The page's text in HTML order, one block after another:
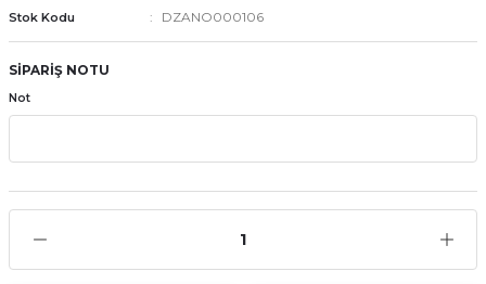
Kordonları
Stok Kodu DZANO000106
SİPARİŞ NOTU
Not